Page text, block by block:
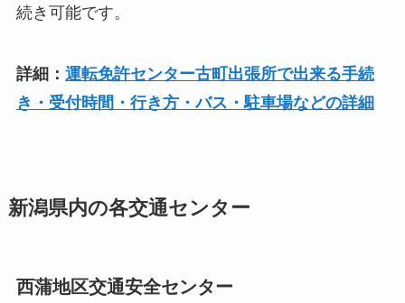
続き可能です。
詳細： 運転免許センター古町出張所で出来る手続
き・受付時間・行き方・バス・駐車場などの詳細
新潟県内の各交通センター
西蒲地区交通安全センター